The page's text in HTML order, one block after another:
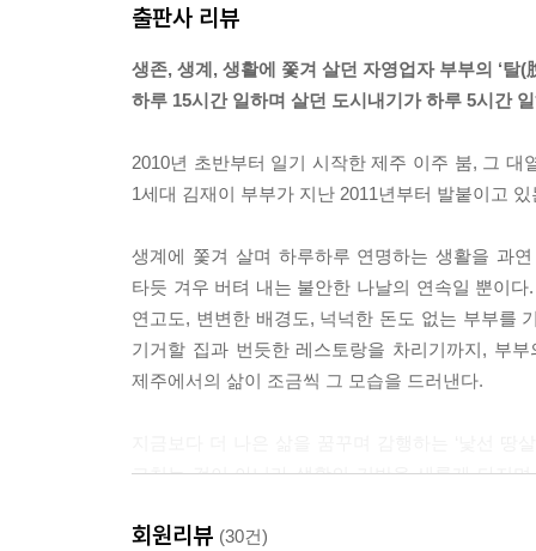
까지 하루 5시간 영업을 엄격히 지킨다. 사실 점심
리가 되었다. 한데, 게으름뱅이가 잘 먹고 잘 살
는 우리도 결코 피할 수 없었다. ---「먹는 장사나
애초에는 이 시골 마을에 식당을 열 생각이 없었
비슷한 이유로 육지에서 몸담았던 업을 이곳 제주
제주가 예전 같지 않다고 하지만 여전히 기회의
미는 아니다. 육지에서 그저 살아남았을 뿐이라
다는 말이다. ---「오지 마을에 레스토랑이라니!」
이주하고 나서 가장 견디기 힘들었던 건 느리게
---「아, 우리는 제주도에 살고 있었구나」중에서
출판사 리뷰
생존, 생계, 생활에 쫓겨 살던 자영업자 부부의 ‘탈(
하루 15시간 일하며 살던 도시내기가 하루 5시간
2010년 초반부터 일기 시작한 제주 이주 붐, 그
1세대 김재이 부부가 지난 2011년부터 발붙이고
생계에 쫓겨 살며 하루하루 연명하는 생활을 과
타듯 겨우 버텨 내는 불안한 나날의 연속일 뿐이
연고도, 변변한 배경도, 넉넉한 돈도 없는 부부를
기거할 집과 번듯한 레스토랑을 차리기까지, 부
제주에서의 삶이 조금씩 그 모습을 드러낸다.
그치는 것이 아니라 생활의 기반을 새롭게 다지
회원리뷰 (30건)